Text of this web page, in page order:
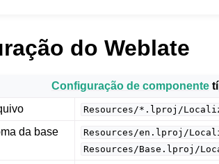
do Weblate
Configuração de componente
Resources/*.lproj/
da base
Resources/en.lproj/
Resources/Base.lproj/